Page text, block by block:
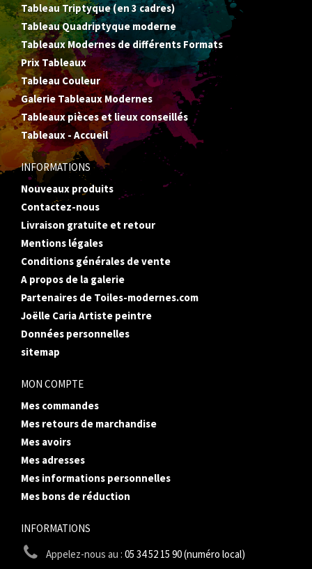
Tableau Triptyque (en 3 cadres)
Tableau Quadriptyque moderne
Tableaux Modernes de différents Formats
Prix Tableaux
Tableau Couleur
Galerie Tableaux Modernes
Tableaux pièces et lieux conseillés
Tableaux - Accueil
INFORMATIONS
Nouveaux produits
Contactez-nous
Livraison gratuite et retour
Mentions légales
Conditions générales de vente
A propos de la galerie
Partenaires de Toiles-modernes.com
Joëlle Caria Artiste peintre
Données personnelles
sitemap
MON COMPTE
Mes commandes
Mes retours de marchandise
Mes avoirs
Mes adresses
Mes informations personnelles
Mes bons de réduction
INFORMATIONS
Appelez-nous au : 05 34 52 15 90 (numéro local)